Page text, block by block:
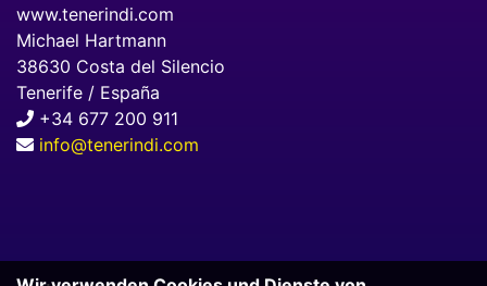
www.tenerindi.com
Michael Hartmann
38630 Costa del Silencio
Tenerife / España
+34 677 200 911
info@tenerindi.com